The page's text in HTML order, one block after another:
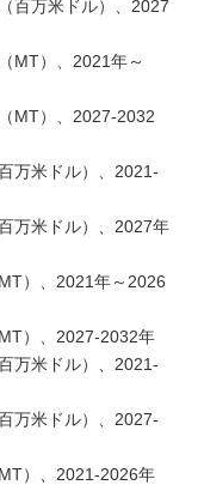
百万米ドル）、2027
MT）、2021年～
MT）、2027-2032
万米ドル）、2021-
万米ドル）、2027年
）、2021年～2026
）、2027-2032年
万米ドル）、2021-
万米ドル）、2027-
）、2021-2026年